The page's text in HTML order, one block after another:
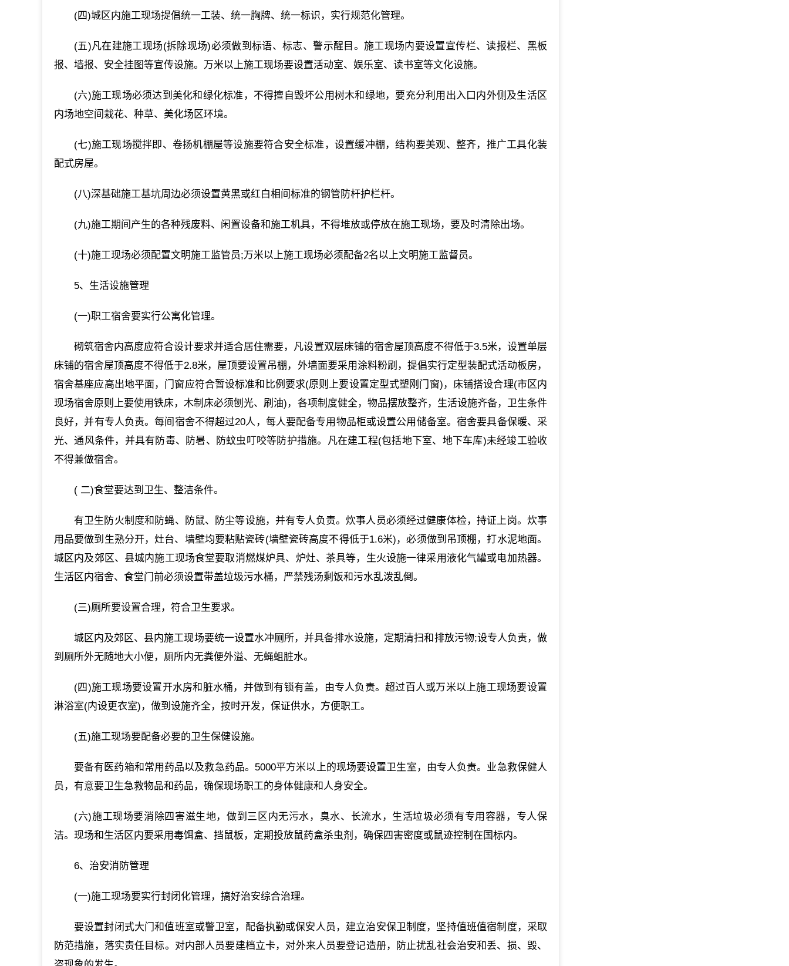
(四)城区内施工现场提倡统一工装、统一胸牌、统一标识，实行规范化管理。
(五)凡在建施工现场(拆除现场)必须做到标语、标志、警示醒目。施工现场内要设置宣传栏、读报栏、黑板
报、墙报、安全挂图等宣传设施。万米以上施工现场要设置活动室、娱乐室、读书室等文化设施。
(六)施工现场必须达到美化和绿化标准，不得擅自毁坏公用树木和绿地，要充分利用出入口内外侧及生活区
内场地空间栽花、种草、美化场区环境。
(七)施工现场搅拌即、卷扬机棚屋等设施要符合安全标准，设置缓冲棚，结构要美观、整齐，推广工具化装
配式房屋。
(八)深基础施工基坑周边必须设置黄黑或红白相间标准的钢管防杆护栏杆。
(九)施工期间产生的各种残废料、闲置设备和施工机具，不得堆放或停放在施工现场，要及时清除出场。
(十)施工现场必须配置文明施工监管员;万米以上施工现场必须配备2名以上文明施工监督员。
5、生活设施管理
(一)职工宿舍要实行公寓化管理。
砌筑宿舍内高度应符合设计要求并适合居住需要，凡设置双层床铺的宿舍屋顶高度不得低于3.5米，设置单层
床铺的宿舍屋顶高度不得低于2.8米，屋顶要设置吊棚，外墙面要采用涂料粉刷，提倡实行定型装配式活动板房，
宿舍基座应高出地平面，门窗应符合暂设标准和比例要求(原则上要设置定型式塑刚门窗)，床铺搭设合理(市区内
现场宿舍原则上要使用铁床，木制床必须刨光、刷油)，各项制度健全，物品摆放整齐，生活设施齐备，卫生条件
良好，并有专人负责。每间宿舍不得超过20人，每人要配备专用物品柜或设置公用储备室。宿舍要具备保暖、采
光、通风条件，并具有防毒、防暑、防蚊虫叮咬等防护措施。凡在建工程(包括地下室、地下车库)未经竣工验收
不得兼做宿舍。
( 二)食堂要达到卫生、整洁条件。
有卫生防火制度和防蝇、防鼠、防尘等设施，并有专人负责。炊事人员必须经过健康体检，持证上岗。炊事
用品要做到生熟分开，灶台、墙壁均要粘贴瓷砖(墙壁瓷砖高度不得低于1.6米)，必须做到吊顶棚，打水泥地面。
城区内及郊区、县城内施工现场食堂要取消燃煤炉具、炉灶、茶具等，生火设施一律采用液化气罐或电加热器。
生活区内宿舍、食堂门前必须设置带盖垃圾污水桶，严禁残汤剩饭和污水乱泼乱倒。
(三)厕所要设置合理，符合卫生要求。
城区内及郊区、县内施工现场要统一设置水冲厕所，并具备排水设施，定期清扫和排放污物;设专人负责，做
到厕所外无随地大小便，厕所内无粪便外溢、无蝇蛆脏水。
(四)施工现场要设置开水房和脏水桶，并做到有锁有盖，由专人负责。超过百人或万米以上施工现场要设置
淋浴室(内设更衣室)，做到设施齐全，按时开发，保证供水，方便职工。
(五)施工现场要配备必要的卫生保健设施。
要备有医药箱和常用药品以及救急药品。5000平方米以上的现场要设置卫生室，由专人负责。业急救保健人
员，有意要卫生急救物品和药品，确保现场职工的身体健康和人身安全。
(六)施工现场要消除四害滋生地，做到三区内无污水，臭水、长流水，生活垃圾必须有专用容器，专人保
洁。现场和生活区内要采用毒饵盒、挡鼠板，定期投放鼠药盒杀虫剂，确保四害密度或鼠迹控制在国标内。
6、治安消防管理
(一)施工现场要实行封闭化管理，搞好治安综合治理。
要设置封闭式大门和值班室或警卫室，配备执勤或保安人员，建立治安保卫制度，坚持值班值宿制度，采取
防范措施，落实责任目标。对内部人员要建档立卡，对外来人员要登记造册，防止扰乱社会治安和丢、损、毁、